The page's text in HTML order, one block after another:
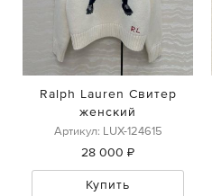
Ralph Lauren Свитер
женский
Артикул: LUX-124615
28 000 ₽
Купить